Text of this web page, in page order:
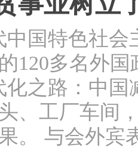
中国特色社
120多名外
化之路：中
、工厂车间
。 与会外宾